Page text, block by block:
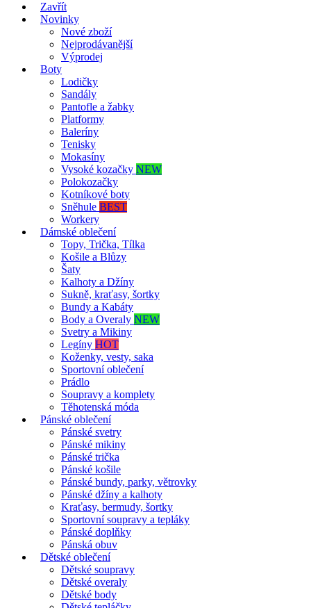
Zavřít
Novinky
Nové zboží
Nejprodávanější
Výprodej
Boty
Lodičky
Sandály
Pantofle a žabky
Platformy
Baleríny
Tenisky
Mokasíny
Vysoké kozačky NEW
Polokozačky
Kotníkové boty
Sněhule BEST
Workery
Dámské oblečení
Topy, Trička, Tílka
Košile a Blůzy
Šaty
Kalhoty a Džíny
Sukně, kraťasy, šortky
Bundy a Kabáty
Body a Overaly NEW
Svetry a Mikiny
Legíny HOT
Koženky, vesty, saka
Sportovní oblečení
Prádlo
Soupravy a komplety
Těhotenská móda
Pánské oblečení
Pánské svetry
Pánské mikiny
Pánské trička
Pánské košile
Pánské bundy, parky, větrovky
Pánské džíny a kalhoty
Kraťasy, bermudy, šortky
Sportovní soupravy a tepláky
Pánské doplňky
Pánská obuv
Dětské oblečení
Dětské soupravy
Dětské overaly
Dětské body